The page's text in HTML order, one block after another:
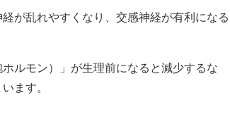
が乱れやすくなり、交感神経が有利になる
ルモン）」が生理前になると減少するな
ます。